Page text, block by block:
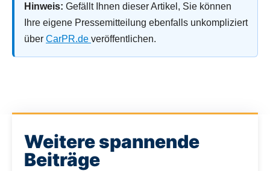
Hinweis: Gefällt Ihnen dieser Artikel, Sie können
Ihre eigene Pressemitteilung ebenfalls unkompliziert
über CarPR.de veröffentlichen.
Weitere spannende
Beiträge